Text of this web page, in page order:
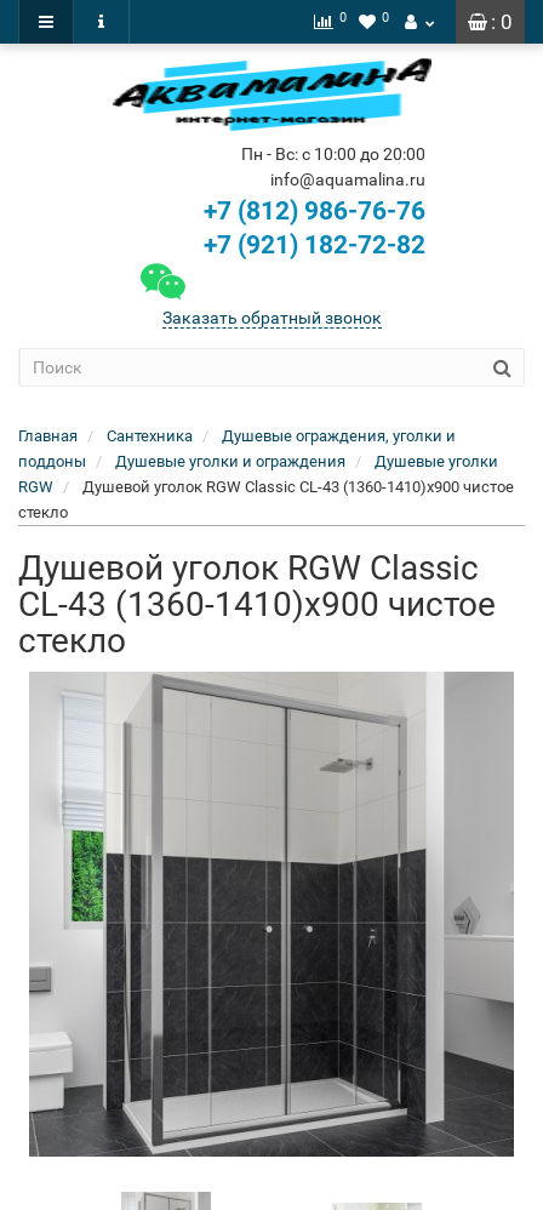
: 0
0 0
Пн - Вс: с 10:00 до 20:00
info@aquamalina.ru
+7 (812) 986-76-76
+7 (921) 182-72-82
Заказать обратный звонок
Главная Сантехника
Душевые ограждения, уголки и
поддоны
Душевые уголки и ограждения
Душевые уголки
RGW
Душевой уголок RGW Classic CL-43 (1360-1410)x900 чистое
стекло
Душевой уголок RGW Classic
CL-43 (1360-1410)x900 чистое
стекло